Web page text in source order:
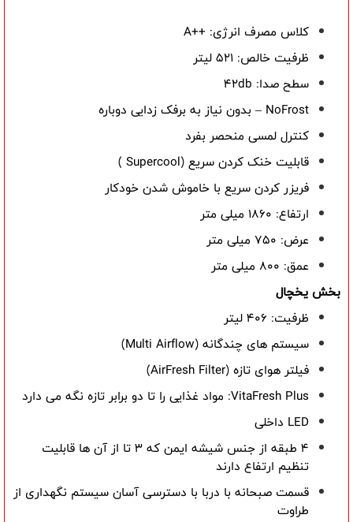
کلاس مصرف انرژی: A++
ظرفیت خالص: 521 لیتر
سطح صدا: 42db
NoFrost – بدون نیاز به برفک زدایی دوباره
کنترل لمسی منحصر بفرد
قابلیت خنک کردن سریع (Supercool
)
فریزر کردن سریع با خاموش شدن خودکار
ارتفاع: 1860 میلی متر
عرض: 750 میلی متر
عمق: 800 میلی متر
بخش یخچال
ظرفیت: 406 لیتر
سیستم های چندگانه (Multi Airflow
)
فیلتر هوای تازه (AirFresh Filter
)
VitaFresh Plus: مواد غذایی را تا دو برابر تازه نگه می دارد
LED داخلی
4 طبقه از جنس شیشه ایمن که 3 تا از آن ها قابلیت
تنظیم ارتفاع دارند
قسمت صبحانه با دربا با دسترسی آسان سیستم نگهداری از
طراوت